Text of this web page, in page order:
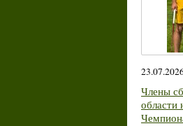
Члены